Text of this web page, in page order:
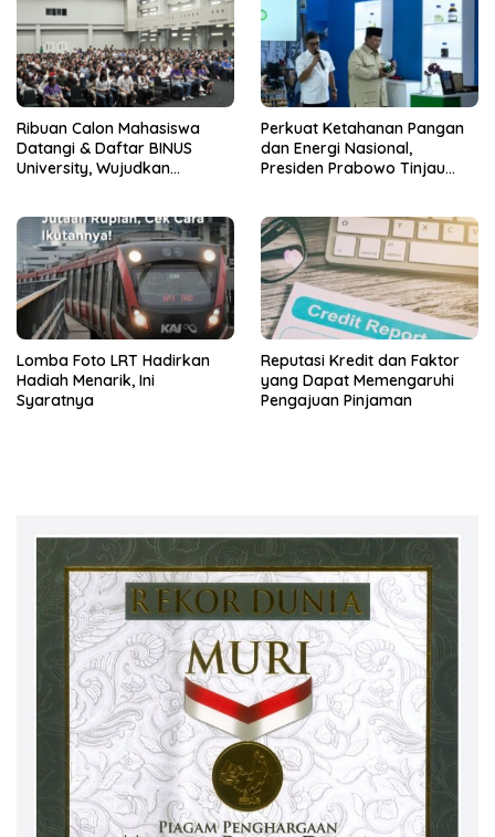
Ribuan Calon Mahasiswa
Datangi & Daftar BINUS
University, Wujudkan
Perkuat Ketahanan Pangan
dan Energi Nasional,
Presiden Prabowo Tinjau
Perkebunan Nusantara
Lomba Foto LRT Hadirkan
Hadiah Menarik, Ini
Syaratnya
Reputasi Kredit dan Faktor
yang Dapat Memengaruhi
Pengajuan Pinjaman